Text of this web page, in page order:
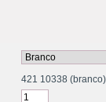
421 10338 (branco)